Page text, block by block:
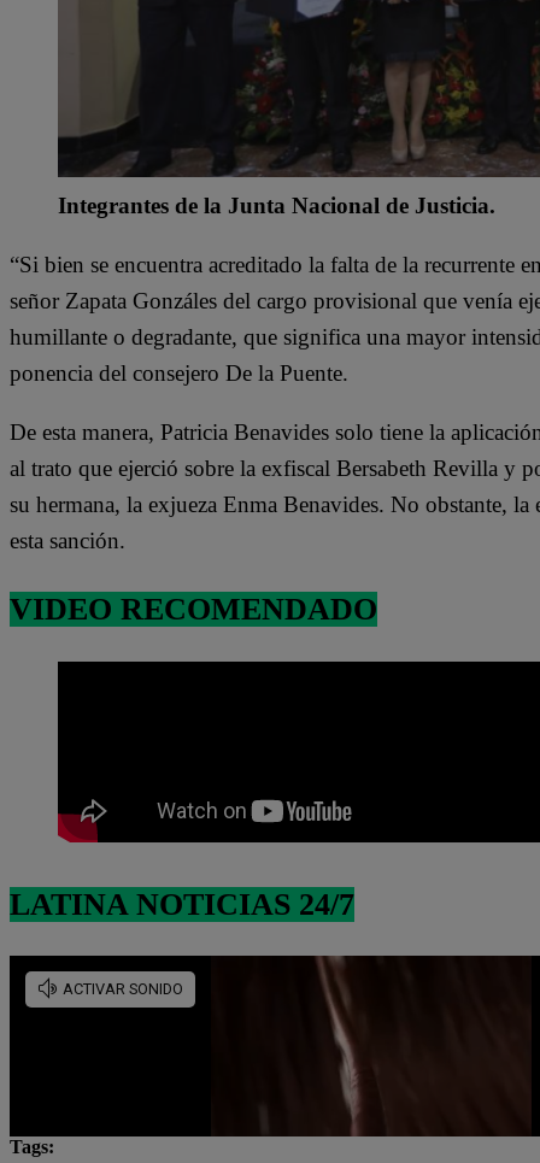
Integrantes de la Junta Nacional de Justicia.
“Si bien se encuentra acreditado la falta de la recurrente
señor Zapata Gonzáles del cargo provisional que venía
humillante o degradante, que significa una mayor
ponencia del consejero De la Puente.
De esta manera, Patricia Benavides solo tiene la
al trato que ejerció sobre la exfiscal Bersabeth Revilla y
su hermana, la exjueza Enma Benavides. No obstante,
esta sanción.
VIDEO RECOMENDADO
LATINA NOTICIAS 24/7
Tags: